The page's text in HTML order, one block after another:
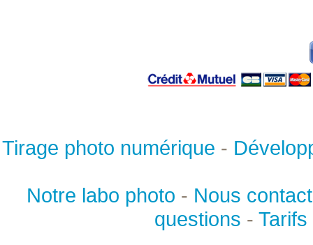
Tirage photo numérique -
Notre labo photo - Nous
questions - Tarifs